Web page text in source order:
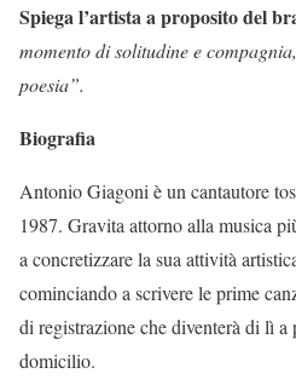
Spiega l’artista a proposito del
momento di solitudine e
poesia”.
Biografia
Antonio Giagoni è un cantautore
1987. Gravita attorno alla musica
a concretizzare la sua attività
cominciando a scrivere le prime
di registrazione che diventerà di lì
domicilio.